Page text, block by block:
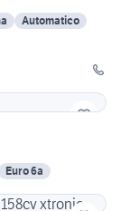
Automatico
Euro 6a